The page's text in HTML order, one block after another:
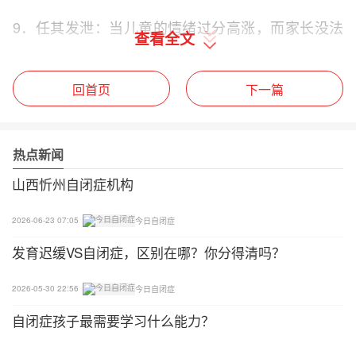
9．任其发泄：当儿童的情绪过分高涨，而家长没法
把孩子的情绪安定下来时，找个安全的空间或可接受
的方法，让孩子把不满的情绪抒发出来。这方法未尝
不可，这样做可以让孩子和自己有个空间把情绪安抚
家长切勿忘记正视孩子的问题，想办法把孩子的问题
解决，这样做才能产生较长远而良好的效果，同时不
10．制止：在简单的问题上，家长可尝试制止孩子不
恰当的行为，我们可以口头提示或以行动来制止孩子
的行为。但经验告诉我们，这个方法的成效多不能持
久，收效不大。它需要家长不断的坚持，及配合其他
的方法来用才有较佳的效果。（行为矫正）例如：家
查看全文
回首页 下一篇
热点新闻
山西忻州自闭症机构
2026-06-23 07:05 今日自闭症
发育迟缓VS自闭症，区别在哪？你分得清吗？
2026-05-30 22:56 今日自闭症
自闭症孩子最需要学习什么能力？